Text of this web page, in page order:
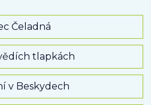
Čeladná
tlapkách
v Beskydech